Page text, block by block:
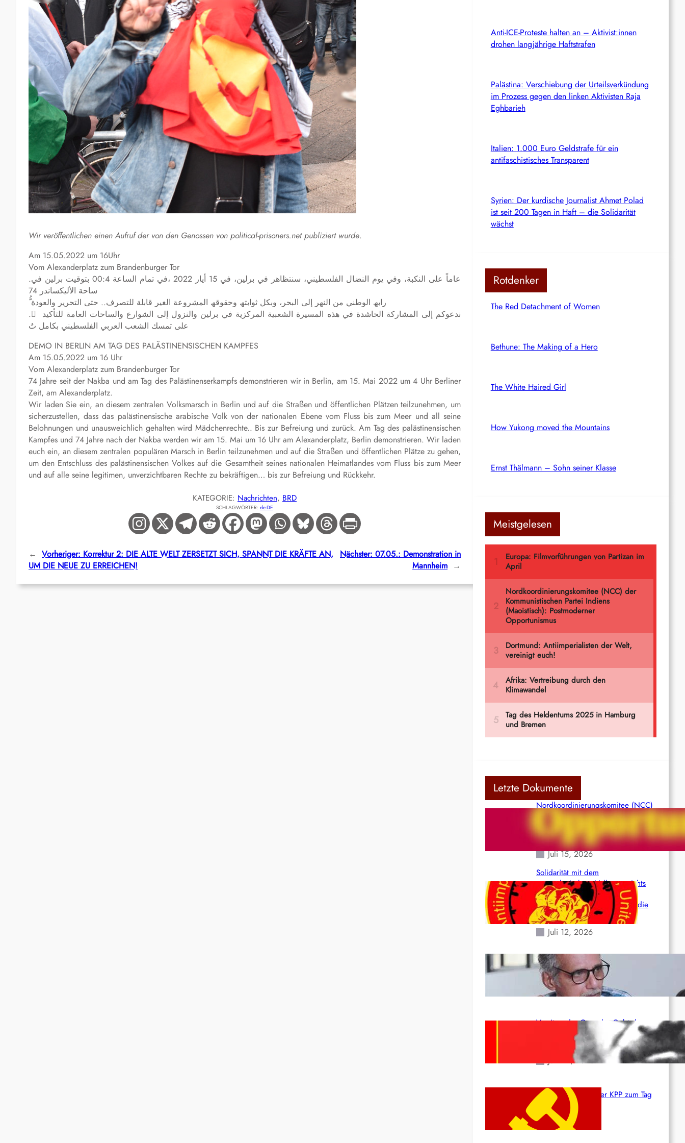
Wir veröffentlichen einen Aufruf der von den Genossen von political-prisoners.net publiziert wurde.
Am 15.05.2022 um 16Uhr
Vom Alexanderplatz zum Brandenburger Tor
.عاماً على النكبة، وفي یوم النضال الفلسطیني، سنتظاھر في برلین، في 15 أیار 2022 ،في تمام الساعة 00:4 بتوقیت برلین في
ساحة الألیكساندر 74
ُّ رابھ الوطني من النھر إلى البحر، وبكل ثوابتھ وحقوقھ المشروعة الغیر قابلة للتصرف.. حتى التحریر والعودة
. ُ ندعوكم إلى المشاركة الحاشدة في ھذه المسیرة الشعبیة المركزیة في برلین والنزول إلى الشوارع والساحات العامة للتأكید
على تمسك الشعب العربي الفلسطیني بكامل تُ
DEMO IN BERLIN AM TAG DES PALÄSTINENSISCHEN KAMPFES
Am 15.05.2022 um 16 Uhr
Vom Alexanderplatz zum Brandenburger Tor
74 Jahre seit der Nakba und am Tag des Palästinenserkampfs demonstrieren wir in Berlin, am 15. Mai 2022 um 4 Uhr Berliner
Zeit, am Alexanderplatz.
Wir laden Sie ein, an diesem zentralen Volksmarsch in Berlin und auf die Straßen und öffentlichen Plätzen teilzunehmen, um
sicherzustellen, dass das palästinensische arabische Volk von der nationalen Ebene vom Fluss bis zum Meer und all seine
Belohnungen und unausweichlich gehalten wird Mädchenrechte.. Bis zur Befreiung und zurück. Am Tag des palästinensischen
Kampfes und 74 Jahre nach der Nakba werden wir am 15. Mai um 16 Uhr am Alexanderplatz, Berlin demonstrieren. Wir laden
euch ein, an diesem zentralen populären Marsch in Berlin teilzunehmen und auf die Straßen und öffentlichen Plätze zu gehen,
um den Entschluss des palästinensischen Volkes auf die Gesamtheit seines nationalen Heimatlandes vom Fluss bis zum Meer
und auf alle seine legitimen, unverzichtbaren Rechte zu bekräftigen… bis zur Befreiung und Rückkehr.
KATEGORIE: Nachrichten, BRD
SCHLAGWÖRTER: de-DE
← Vorheriger: Korrektur 2: DIE ALTE WELT ZERSETZT SICH, SPANNT DIE KRÄFTE AN,
UM DIE NEUE ZU ERREICHEN!
Nächster: 07.05.: Demonstration in
Mannheim →
Anti-ICE-Proteste halten an – Aktivist:innen
drohen langjährige Haftstrafen
Palästina: Verschiebung der Urteilsverkündung
im Prozess gegen den linken Aktivisten Raja
Eghbarieh
Italien: 1.000 Euro Geldstrafe für ein
antifaschistisches Transparent
Syrien: Der kurdische Journalist Ahmet Polad
ist seit 200 Tagen in Haft – die Solidarität
wächst
Rotdenker
The Red Detachment of Women
Bethune: The Making of a Hero
The White Haired Girl
How Yukong moved the Mountains
Ernst Thälmann – Sohn seiner Klasse
Meistgelesen
Letzte Dokumente
Nordkoordinierungskomitee (NCC)
der Kommunistischen Partei Indiens
(Maoistisch): Postmoderner
Opportunismus
Juli 15, 2026
Solidarität mit dem
venezolanischem Volk angesichts
der verlorenen Leben und der
katastrophalen Situation durch die
Erdbeben des 24. Juni!
Juli 12, 2026
Indien: „Die Politik der
Kapitulation“ von K. Murali (Ajith)
Juli 1, 2026
Vorsitzender Gonzalo: Gebt das
Leben für die Partei und die
Juni 19, 2026
Beschluss des ZK der KPP zum Tag
des Heldentums
Juni 19, 2026